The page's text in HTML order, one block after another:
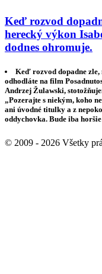
Keď rozvod
herecký výkon
dodnes ohromuje.
Keď rozvod dopadne
odhodláte na film
Andrzej Žulawski,
„Pozerajte s niekým, koho
ani úvodné titulky a z
oddychovka. Bude iba
© 2009 - 2026 Všetky